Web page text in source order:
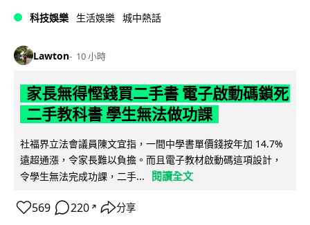
科技娛樂 生活娛樂 城中熱話
Lawton 10 小時
家長無得慳錢買二手書 電子啟動碼鎖死
二手教科書 學生無法做功課
社福界立法會議員陳文宜指，一間中學書單價錢按年加 14.7%
遠超通漲，令家長難以負擔。而且電子教材啟動碼這項設計，
令學生無法完成功課，二手...
閱讀全文
569 220 ↗ 分享